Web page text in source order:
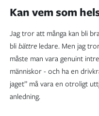
Kan vem som
Jag tror att många kan bli
blibättre ledare. Men jag
måste man vara genuint
människor - och ha en
jaget” må vara en otroligt
anledning.